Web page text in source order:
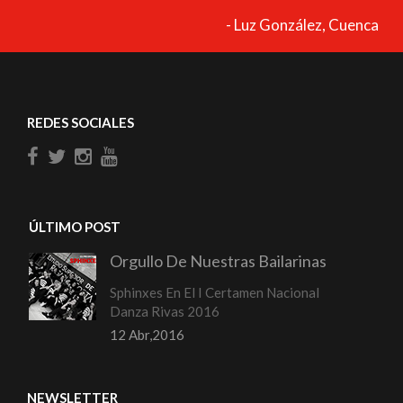
- Luz González, Cuenca
REDES SOCIALES
ÚLTIMO POST
Orgullo De Nuestras Bailarinas
Sphinxes En El I Certamen Nacional
Danza Rivas 2016
12 Abr,2016
NEWSLETTER